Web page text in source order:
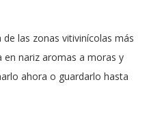
las zonas vitivinícolas más
en nariz aromas a moras y
ahora o guardarlo hasta